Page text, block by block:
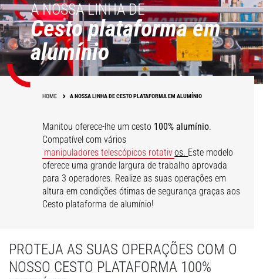
A NOSSA LINHA DE
Cesto plataforma em
alumínio
HOME A NOSSA LINHA DE CESTO PLATAFORMA EM ALUMÍNIO
Manitou oferece-lhe um cesto 100% alumínio.
Compatível com vários
manipuladores telescópicos rotativos. Este modelo
oferece uma grande largura de trabalho aprovada
para 3 operadores. Realize as suas operações em
altura em condições ótimas de segurança graças aos
Cesto plataforma de alumínio!
PROTEJA AS SUAS OPERAÇÕES COM O
NOSSO CESTO PLATAFORMA 100%